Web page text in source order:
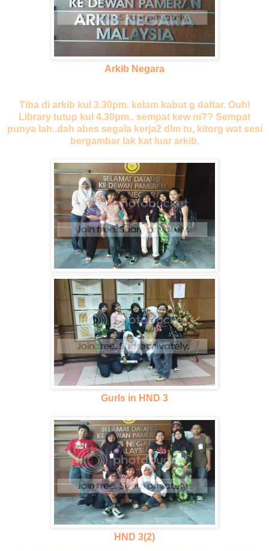
Arkib Negara
Tiba di arkib kul 3.30pm. kelam kabut g daftar. Ouh!
Library tutup kul 4.30pm.. sempat kew ni?? Sempat
punya lah..dah abes segala kerja2 dlm tu, kitorg wat sesi
bergambar lak kat luar arkib.
Gurls in HND 3
HND 3(2)